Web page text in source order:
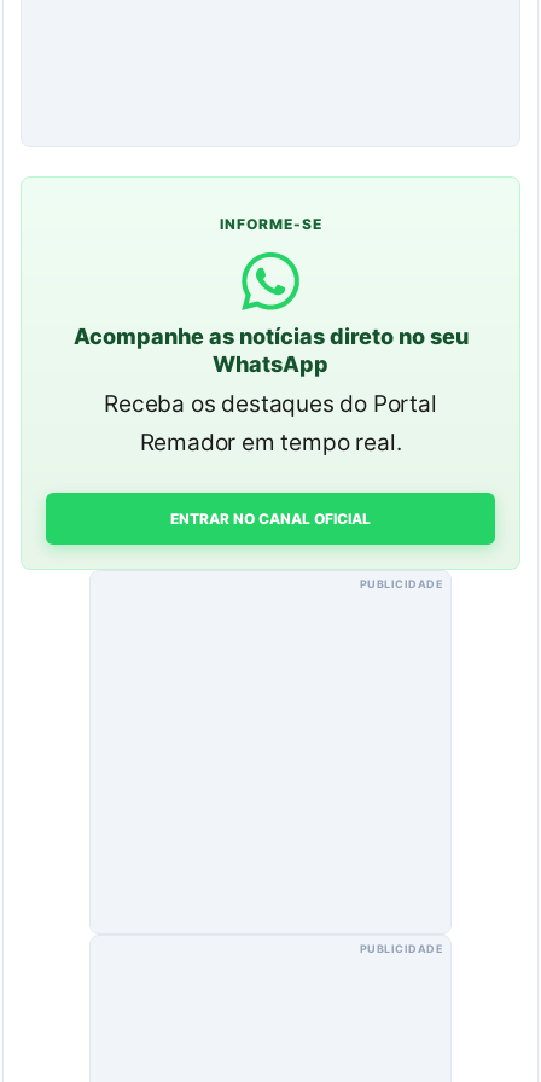
INFORME-SE
Acompanhe as notícias direto no seu
WhatsApp
Receba os destaques do Portal
Remador em tempo real.
ENTRAR NO CANAL OFICIAL
PUBLICIDADE
PUBLICIDADE